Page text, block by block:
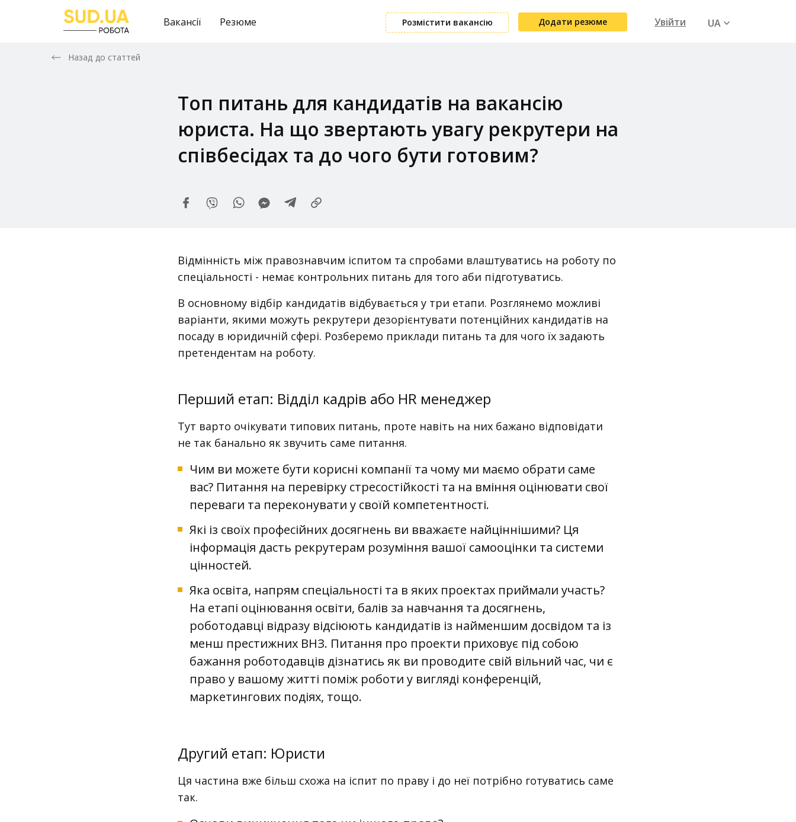
Вакансії Резюме Розмістити вакансію Додати резюме
Увійти
UA
Назад до статтей
Топ питань для кандидатів на вакансію
юриста. На що звертають увагу рекрутери на
співбесідах та до чого бути готовим?
Відмінність між правознавчим іспитом та спробами влаштуватись на роботу по
спеціальності - немає контрольних питань для того аби підготуватись.
В основному відбір кандидатів відбувається у три етапи. Розглянемо можливі
варіанти, якими можуть рекрутери дезорієнтувати потенційних кандидатів на
посаду в юридичній сфері. Розберемо приклади питань та для чого їх задають
претендентам на роботу.
Перший етап: Відділ кадрів або HR менеджер
Тут варто очікувати типових питань, проте навіть на них бажано відповідати
не так банально як звучить саме питання.
Чим ви можете бути корисні компанії та чому ми маємо обрати саме
вас? Питання на перевірку стресостійкості та на вміння оцінювати свої
переваги та переконувати у своїй компетентності.
Які із своїх професійних досягнень ви вважаєте найціннішими? Ця
інформація дасть рекрутерам розуміння вашої самооцінки та системи
цінностей.
Яка освіта, напрям спеціальності та в яких проектах приймали участь?
На етапі оцінювання освіти, балів за навчання та досягнень,
роботодавці відразу відсіюють кандидатів із найменшим досвідом та із
менш престижних ВНЗ. Питання про проекти приховує під собою
бажання роботодавців дізнатись як ви проводите свій вільний час, чи є
право у вашому житті поміж роботи у вигляді конференцій,
маркетингових подіях, тощо.
Другий етап: Юристи
Ця частина вже більш схожа на іспит по праву і до неї потрібно готуватись саме
так.